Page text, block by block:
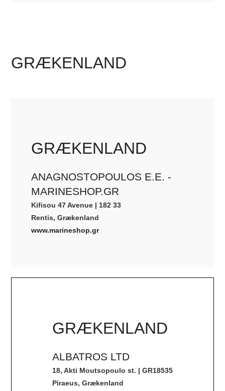
GRÆKENLAND
GRÆKENLAND
ANAGNOSTOPOULOS E.E. -
MARINESHOP.GR
Kifisou 47 Avenue | 182 33
Rentis, Grækenland
www.marineshop.gr
GRÆKENLAND
ALBATROS LTD
18, Akti Moutsopoulo st. | GR18535
Piraeus, Grækenland